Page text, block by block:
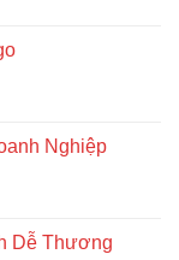
Nghiệp
Dễ Thương